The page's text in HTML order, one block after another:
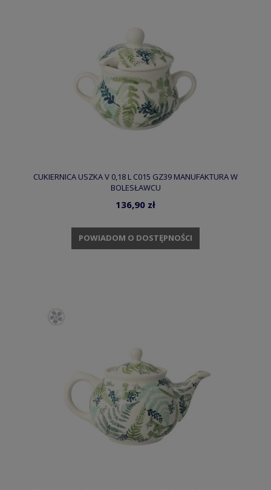
CUKIERNICA USZKA V 0,18 L C015 GZ39 MANUFAKTURA W
BOLESŁAWCU
136,90 zł
POWIADOM O DOSTĘPNOŚCI